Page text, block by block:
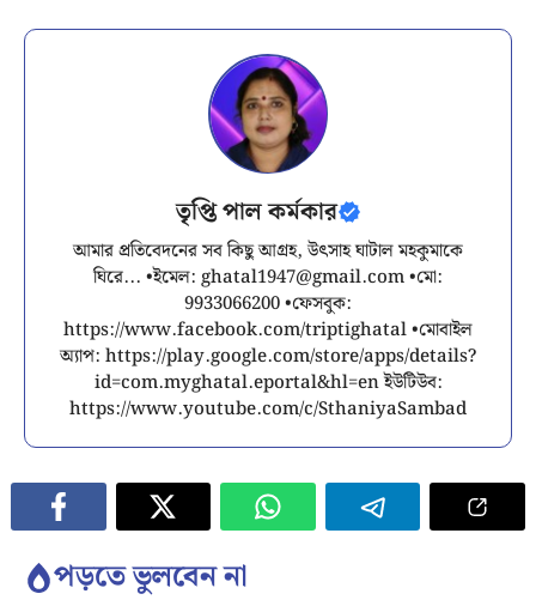
তৃপ্তি পাল কর্মকার
আমার প্রতিবেদনের সব কিছু আগ্রহ, উৎসাহ ঘাটাল মহকুমাকে
ঘিরে... •ইমেল: ghatal1947@gmail.com•মো:
9933066200 •ফেসবুক:
https://www.facebook.com/triptighatal •মোবাইল
অ্যাপ: https://play.google.com/store/apps/details?
id=com.myghatal.eportal&hl=en ইউটিউব:
https://www.youtube.com/c/SthaniyaSambad
পড়তে ভুলবেন না